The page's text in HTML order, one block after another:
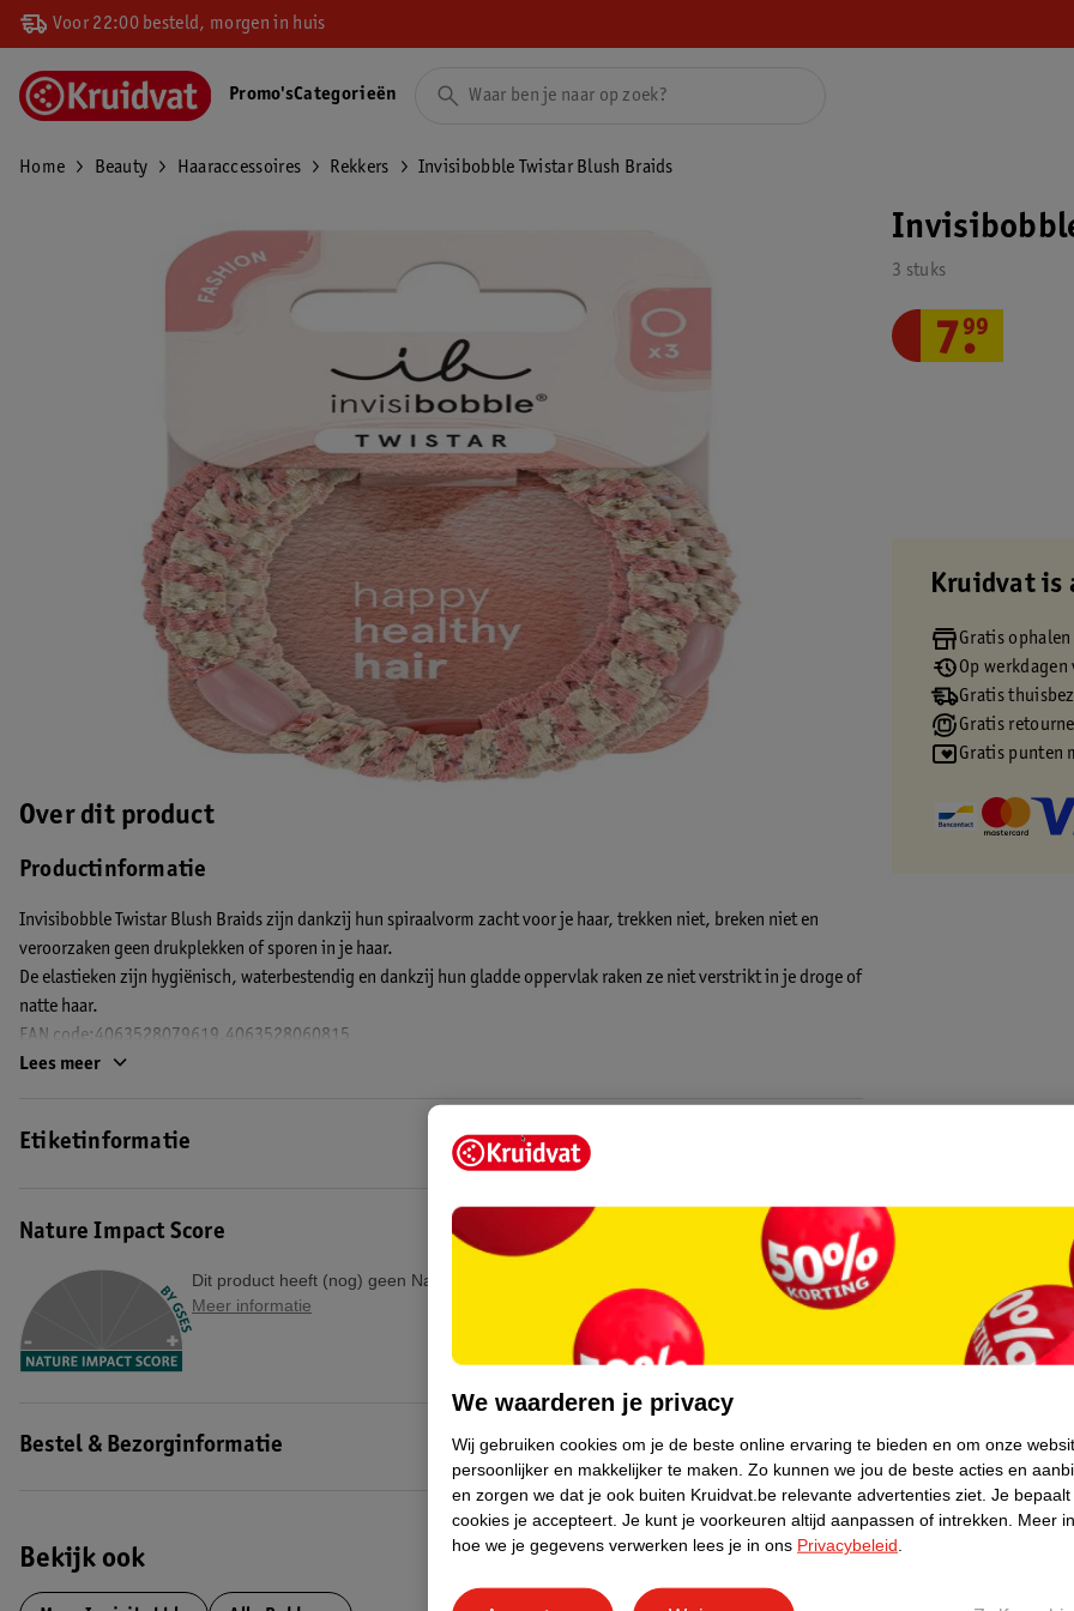
Voor 22:00 besteld, morgen in huis
Promo'sCategorieën
Home Beauty Haaraccessoires Rekkers Invisibobble Twistar Blush Braids
Over dit product
Productinformatie
Invisibobble Twistar Blush Braids zijn dankzij hun spiraalvorm zacht voor je haar, trekken niet, breken niet en
veroorzaken geen drukplekken of sporen in je haar.
De elastieken zijn hygiënisch, waterbestendig en dankzij hun gladde oppervlak raken ze niet verstrikt in je droge of
natte haar.
EAN code:4063528079619,4063528060815
Lees meer
Etiketinformatie
Nature Impact Score
Dit product heeft (nog) geen Nature Impact Score.
Meer informatie
Bestel & Bezorginformatie
Bekijk ook
3 stuks
7.
99
Kruidvat is
Gratis
Op
Gratis
Gratis
Gratis punten
We waarderen je privacy
Wij gebruiken cookies om je de beste online ervaring te bieden en om onze
persoonlijker en makkelijker te maken. Zo kunnen we jou de beste acties en
en zorgen we dat je ook buiten Kruidvat.be relevante advertenties ziet. Je
cookies je accepteert. Je kunt je voorkeuren altijd aanpassen of intrekken.
Meer
hoe we je gegevens verwerken lees je in ons Privacybeleid